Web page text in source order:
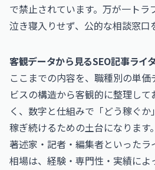
で禁止されています。万が一トラ
泣き寝入りせず、公的な相談窓口
客観データから見るSEO記事ライ
ここまでの内容を、職種別の単
ビスの構造から客観的に整理し
く、数字と仕組みで「どう稼ぐ
稼ぎ続けるための土台になります。
著述家・記者・編集者といった
相場は、経験・専門性・実績によ